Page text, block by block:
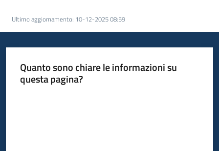
telematiche
Ultimo aggiornamento: 10-12-2025 08:59
Quanto sono chiare le informazioni su
questa pagina?